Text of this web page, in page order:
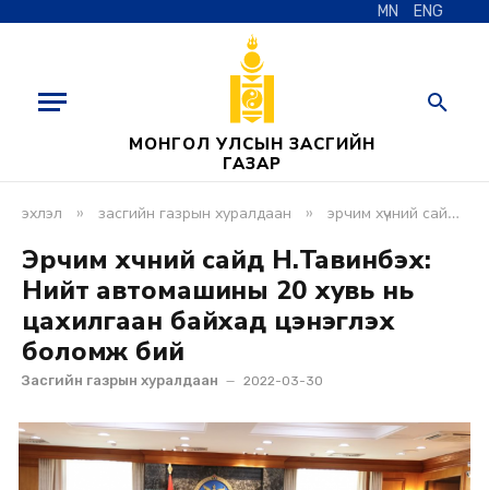
MN ENG
МОНГОЛ УЛСЫН ЗАСГИЙН
ГАЗАР
эхлэл » засгийн газрын хуралдаан » эрчим хүчний сайд н.тавинбэх: нийт автомашины 20 хувь нь цахилгаан байхад цэнэглэх боломж бий
Эрчим хүчний сайд Н.Тавинбэх:
Нийт автомашины 20 хувь нь
цахилгаан байхад цэнэглэх
боломж бий
Засгийн газрын хуралдаан 2022-03-30